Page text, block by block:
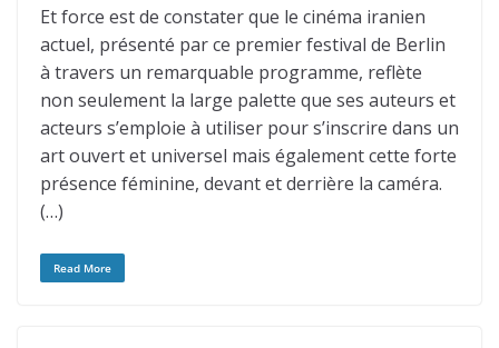
Et force est de constater que le cinéma iranien
actuel, présenté par ce premier festival de Berlin
à travers un remarquable programme, reflète
non seulement la large palette que ses auteurs et
acteurs s’emploie à utiliser pour s’inscrire dans un
art ouvert et universel mais également cette forte
présence féminine, devant et derrière la caméra.
(…)
Read More